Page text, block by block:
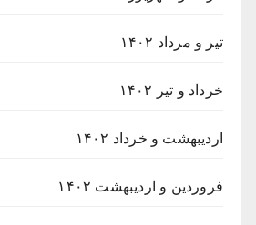
تیر و مرداد ۱۴۰۲
خرداد و تیر ۱۴۰۲
اردیبهشت و خرداد ۱۴۰۲
فروردین و اردیبهشت ۱۴۰۲